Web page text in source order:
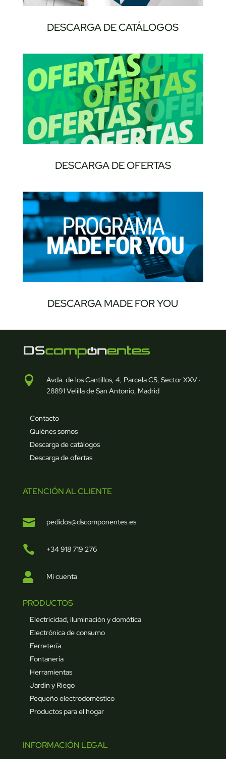
DESCARGA DE CATÁLOGOS
DESCARGA DE OFERTAS
DESCARGA MADE FOR YOU

Avda. de los Cantillos, 4, Parcela C5, Sector XXV ·
28891 Velilla de San Antonio, Madrid
Contacto
Quiénes somos
Descarga de catálogos
Descarga de ofertas
ATENCIÓN AL CLIENTE
 pedidos@dscomponentes.es
 +34 918 719 276
 Mi cuenta
PRODUCTOS
Electricidad, iluminación y domótica
Electrónica de consumo
Ferretería
Fontanería
Herramientas
Jardín y Riego
Pequeño electrodoméstico
Productos para el hogar
INFORMACIÓN LEGAL